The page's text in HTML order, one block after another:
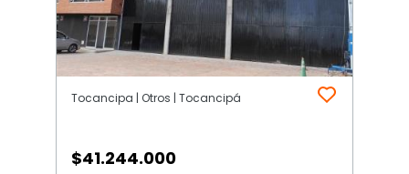
Tocancipa | Otros | Tocancipá
$41.244.000